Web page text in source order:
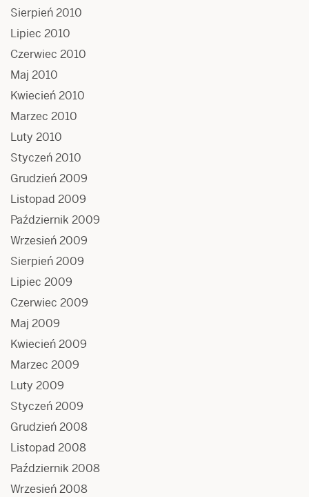
Sierpień 2010
Lipiec 2010
Czerwiec 2010
Maj 2010
Kwiecień 2010
Marzec 2010
Luty 2010
Styczeń 2010
Grudzień 2009
Listopad 2009
Październik 2009
Wrzesień 2009
Sierpień 2009
Lipiec 2009
Czerwiec 2009
Maj 2009
Kwiecień 2009
Marzec 2009
Luty 2009
Styczeń 2009
Grudzień 2008
Listopad 2008
Październik 2008
Wrzesień 2008